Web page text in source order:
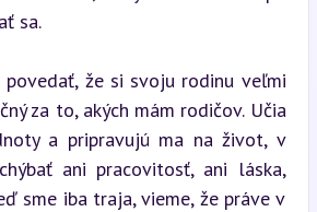
sa.
povedať, že si svoju rodinu veľmi
za to, akých mám rodičov. Učia
a pripravujú ma na život, v
ani pracovitosť, ani láska,
sme iba traja, vieme, že práve v